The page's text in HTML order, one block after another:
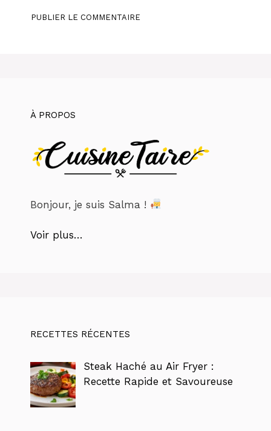
À PROPOS
Bonjour, je suis Salma !
Voir plus…
RECETTES RÉCENTES
Steak Haché au Air Fryer :
Recette Rapide et Savoureuse